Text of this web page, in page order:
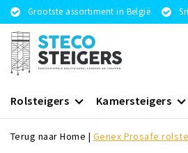
Grootste assortiment in België
Rolsteigers Kamersteigers
Terug naar Home | Genex Prosafe